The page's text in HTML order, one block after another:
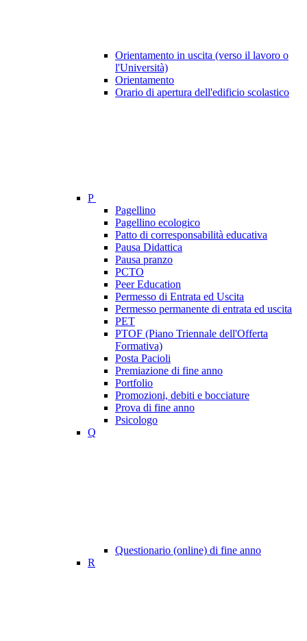
Orientamento in uscita (verso il lavoro o
l'Università)
Orientamento
Orario di apertura dell'edificio scolastico
P
Pagellino
Pagellino ecologico
Patto di corresponsabilità educativa
Pausa Didattica
Pausa pranzo
PCTO
Peer Education
Permesso di Entrata ed Uscita
Permesso permanente di entrata ed uscita
PET
PTOF (Piano Triennale dell'Offerta
Formativa)
Posta Pacioli
Premiazione di fine anno
Portfolio
Promozioni, debiti e bocciature
Prova di fine anno
Psicologo
Q
Questionario (online) di fine anno
R